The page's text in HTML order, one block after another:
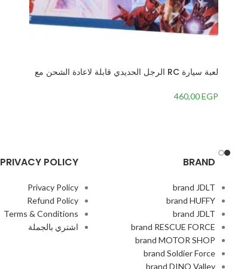
لعبة سيارة RC الرجل الحديدي قابلة لاعادة الشحن مع
460,00EGP
BRAND
brand JDLT
brand HUFFY
brand JDLT
brand RESCUE FORCE
brand MOTOR SHOP
brand Soldier Force
brand DINO Valley
PRIVACY POLICY
Privacy Policy
Refund Policy
Terms & Conditions
اشتري بالجملة